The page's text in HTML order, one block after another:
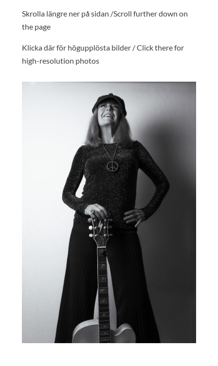
Skrolla längre ner på sidan /Scroll further down on
the page
Klicka där för högupplösta bilder / Click there for
high-resolution photos